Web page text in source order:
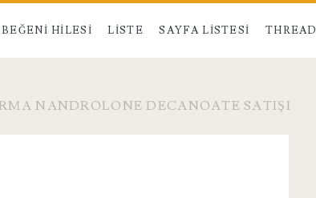
HILESI LISTE SAYFA LISTESI
NANDROLONE DECANOATE SATIŞI